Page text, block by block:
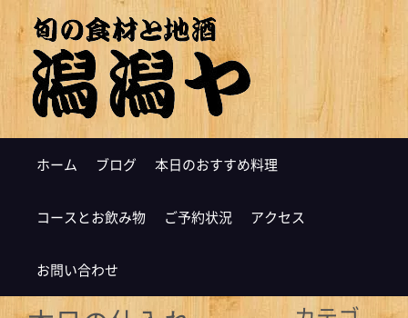
ホーム ブログ 本日のおすすめ料理
コースとお飲み物 ご予約状況 アクセス
お問い合わせ